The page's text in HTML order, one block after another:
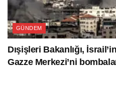
GÜNDEM
Dışişleri Bakanlığı,
Gazze Merkezi’ni